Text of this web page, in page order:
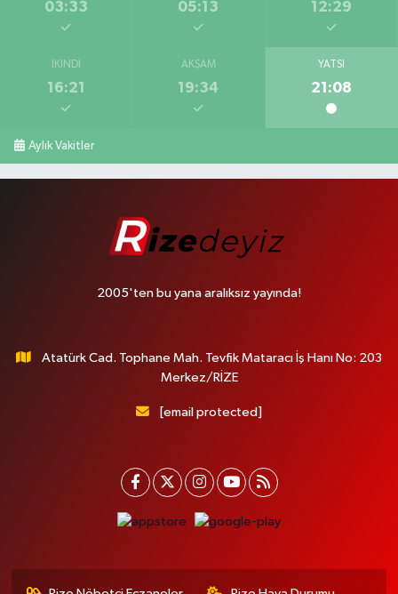
03:33 05:13 12:29
İKINDI
16:21
AKŞAM
19:34
YATSI
21:08
Aylık Vakitler
2005'ten bu yana aralıksız yayında!
Atatürk Cad. Tophane Mah. Tevfik Mataracı İş Hanı No: 203
Merkez/RİZE
[email protected]